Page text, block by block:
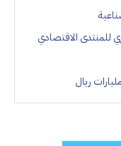
للمنتدى الاقتصادي